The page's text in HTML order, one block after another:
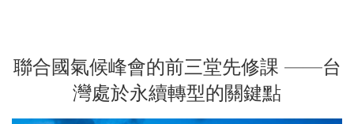
聯合國氣候峰會的前三堂先修課 ——台
灣處於永續轉型的關鍵點